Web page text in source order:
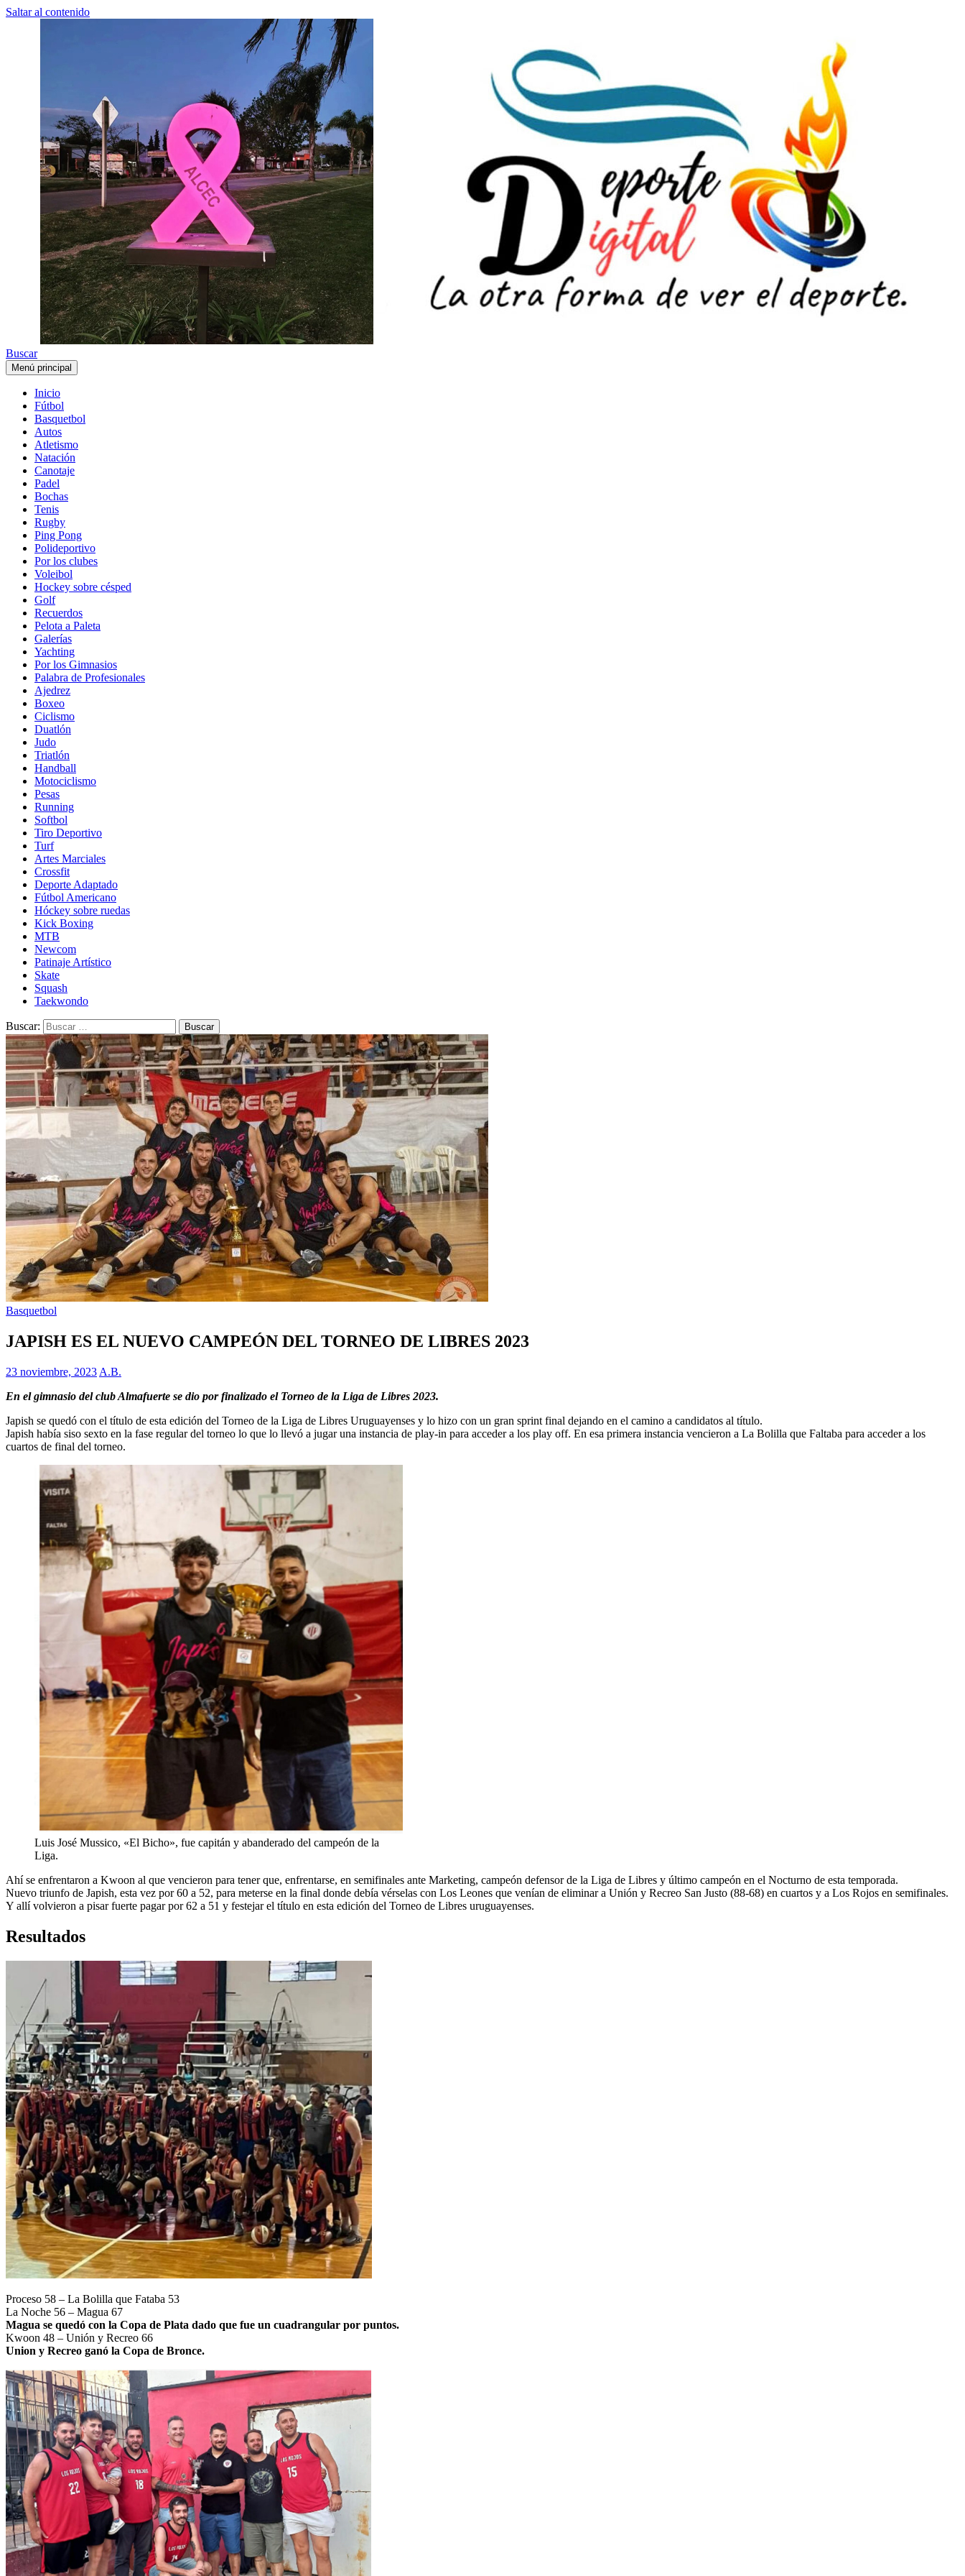
Saltar al contenido
Buscar
Menú principal
Inicio
Fútbol
Basquetbol
Autos
Atletismo
Natación
Canotaje
Padel
Bochas
Tenis
Rugby
Ping Pong
Polideportivo
Por los clubes
Voleibol
Hockey sobre césped
Golf
Recuerdos
Pelota a Paleta
Galerías
Yachting
Por los Gimnasios
Palabra de Profesionales
Ajedrez
Boxeo
Ciclismo
Duatlón
Judo
Triatlón
Handball
Motociclismo
Pesas
Running
Softbol
Tiro Deportivo
Turf
Artes Marciales
Crossfit
Deporte Adaptado
Fútbol Americano
Hóckey sobre ruedas
Kick Boxing
MTB
Newcom
Patinaje Artístico
Skate
Squash
Taekwondo
Buscar:
Basquetbol
JAPISH ES EL NUEVO CAMPEÓN DEL TORNEO DE LIBRES 2023
23 noviembre, 2023 A.B.
En el gimnasio del club Almafuerte se dio por finalizado el Torneo de la Liga de Libres 2023.
Japish se quedó con el título de esta edición del Torneo de la Liga de Libres Uruguayenses y lo hizo con un gran sprint final dejando en el camino a candidatos al título.
Japish había siso sexto en la fase regular del torneo lo que lo llevó a jugar una instancia de play-in para acceder a los play off. En esa primera instancia vencieron a La Bolilla que Faltaba para acceder a los
cuartos de final del torneo.
Luis José Mussico, «El Bicho», fue capitán y abanderado del campeón de la
Liga.
Ahí se enfrentaron a Kwoon al que vencieron para tener que, enfrentarse, en semifinales ante Marketing, campeón defensor de la Liga de Libres y último campeón en el Nocturno de esta temporada.
Nuevo triunfo de Japish, esta vez por 60 a 52, para meterse en la final donde debía vérselas con Los Leones que venían de eliminar a Unión y Recreo San Justo (88-68) en cuartos y a Los Rojos en semifinales.
Y allí volvieron a pisar fuerte pagar por 62 a 51 y festejar el título en esta edición del Torneo de Libres uruguayenses.
Resultados
Proceso 58 – La Bolilla que Fataba 53
La Noche 56 – Magua 67
Magua se quedó con la Copa de Plata dado que fue un cuadrangular por puntos.
Kwoon 48 – Unión y Recreo 66
Union y Recreo ganó la Copa de Bronce.